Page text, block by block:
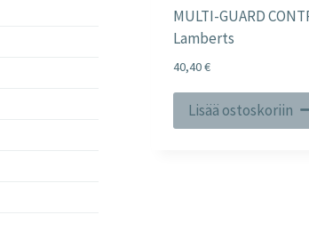
MULTI-GUARD
Lamberts
40,40€
Lisää ostoskoriin